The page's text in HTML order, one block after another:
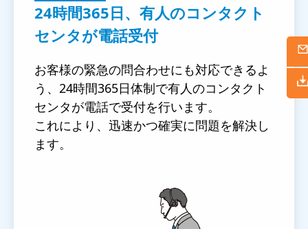
24時間365日、有人のコンタクト
センタが電話受付
お客様の緊急の問合わせにも対応できるよ
う、24時間365日体制で有人のコンタクト
センタが電話で受付を行います。
これにより、迅速かつ確実に問題を解決し
ます。